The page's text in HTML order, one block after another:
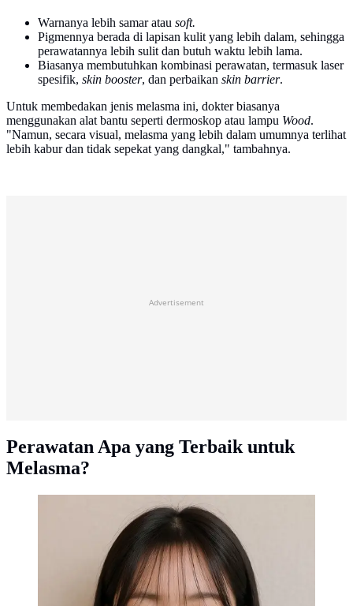
Warnanya lebih samar atau soft.
Pigmennya berada di lapisan kulit yang lebih dalam, sehingga
perawatannya lebih sulit dan butuh waktu lebih lama.
Biasanya membutuhkan kombinasi perawatan, termasuk laser
spesifik, skin booster, dan perbaikan skin barrier.
Untuk membedakan jenis melasma ini, dokter biasanya
menggunakan alat bantu seperti dermoskop atau lampu Wood.
"Namun, secara visual, melasma yang lebih dalam umumnya terlihat
lebih kabur dan tidak sepekat yang dangkal," tambahnya.
Advertisement
Perawatan Apa yang Terbaik untuk
Melasma?
dr. Natalia Rania Sutanto ungkap cara menghilangkan
melasma sesuai jenisnya, dari krim, laser, hingga
perawatan skin barrier yang efektif. (Ilustrasi by AI)